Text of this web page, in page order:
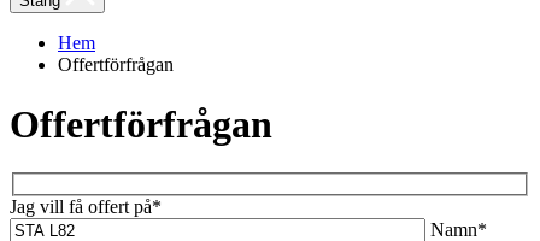
Hem
Offertförfrågan
Offertförfrågan
Jag vill få offert på*
Namn*